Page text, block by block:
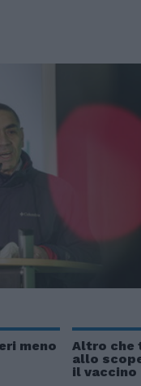
meno
Altro che
allo
il vaccino